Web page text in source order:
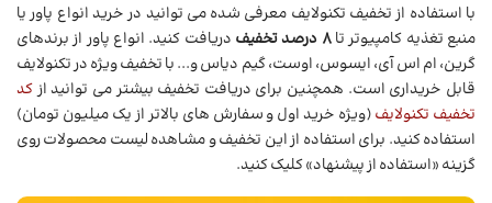
با استفاده از تخفیف تکنولایف معرفی شده می توانید در خرید انواع پاور یا
منبع تغذیه کامپیوتر تا8 درصد تخفیف
دریافت کنید. انواع پاور از برندهای
گرین، ام اس آی، ایسوس، اوست، گیم دیاس و... با تخفیف ویژه در تکنولایف
قابل خریداری است. همچنین برای دریافت تخفیف بیشتر می توانید ازکد
تخفیف تکنولایف(ویژه خرید اول و سفارش های بالاتر از یک میلیون تومان)
استفاده کنید. برای استفاده از این تخفیف و مشاهده لیست محصولات روی
گزینه «استفاده از پیشنهاد» کلیک کنید.